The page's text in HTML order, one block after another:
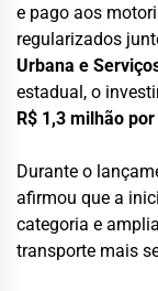
e pago aos
regularizados
Urbana e
estadual, o
R$ 1,3 milhão
Durante o
afirmou que a
categoria e
transporte mais